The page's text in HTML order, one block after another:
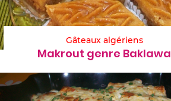
Gâteaux algériens
Makrout genre Baklawa